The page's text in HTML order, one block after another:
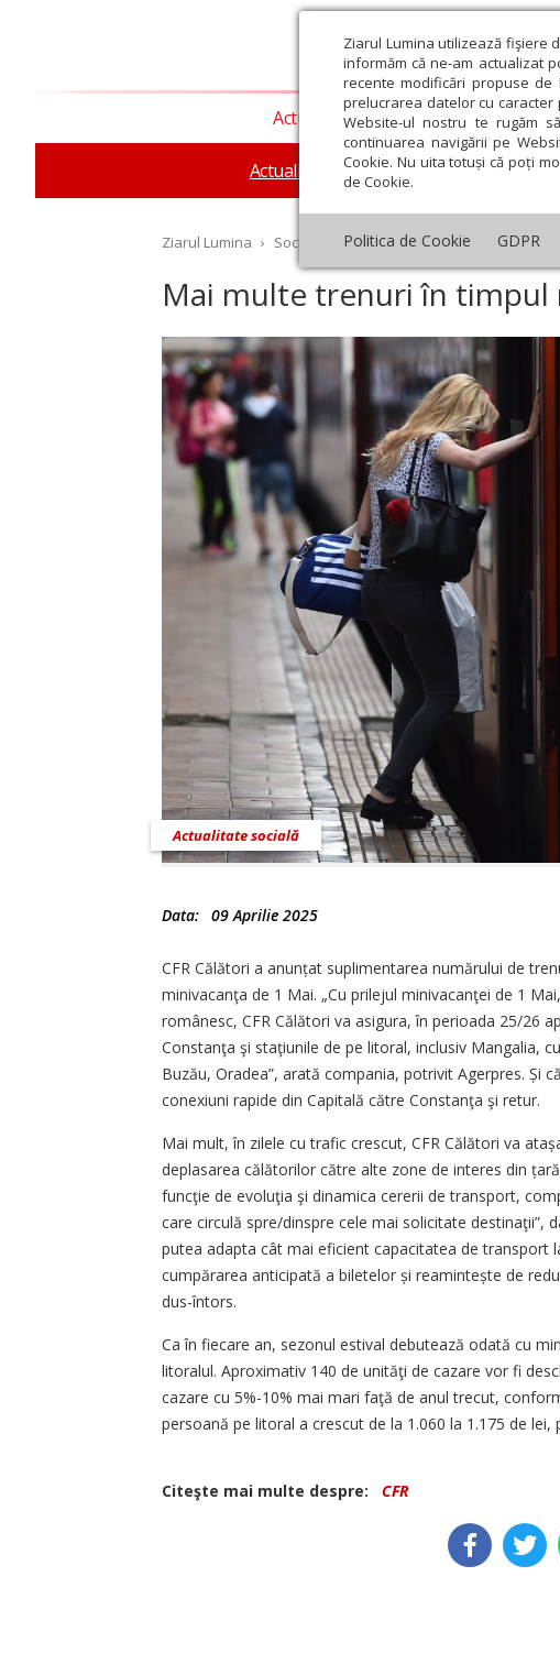
Ziarul Lumina utilizează fişiere
informăm că ne-am actualizat
recente modificări propuse de
prelucrarea datelor cu
Website-ul nostru te rugăm
continuarea navigării pe
Cookie. Nu uita totuși că poți
de Cookie.
Politica de Cookie GDPR
Actualitate religioasă Teologie
Actualitate socială Sănătate
Ziarul Lumina › Societate › Actualitate socială Mai
Mai multe trenuri în timpul
Actualitate socială
Data: 09 Aprilie 2025
CFR Călători a anunțat suplimentarea numărului de
minivacanţa de 1 Mai. „Cu prilejul minivacanţei de 1
românesc, CFR Călători va asigura, în perioada 25/26
Constanţa şi staţiunile de pe litoral, inclusiv Mangalia,
Buzău, Oradea”, arată compania, potrivit Agerpres. Și
conexiuni rapide din Capitală către Constanţa şi retur.
Mai mult, în zilele cu trafic crescut, CFR Călători va
deplasarea călătorilor către alte zone de interes din
funcţie de evoluţia şi dinamica cererii de transport,
care circulă spre/dinspre cele mai solicitate destinaţii”,
putea adapta cât mai eficient capacitatea de transport
cumpărarea anticipată a biletelor și reamintește de
dus-întors.
Ca în fiecare an, sezonul estival debutează odată cu
litoralul. Aproximativ 140 de unităţi de cazare vor fi
cazare cu 5%-10% mai mari faţă de anul trecut,
persoană pe litoral a crescut de la 1.060 la 1.175 de lei,
Citeşte mai multe despre: CFR
Octombrie Noiembrie Decembrie Ianuarie